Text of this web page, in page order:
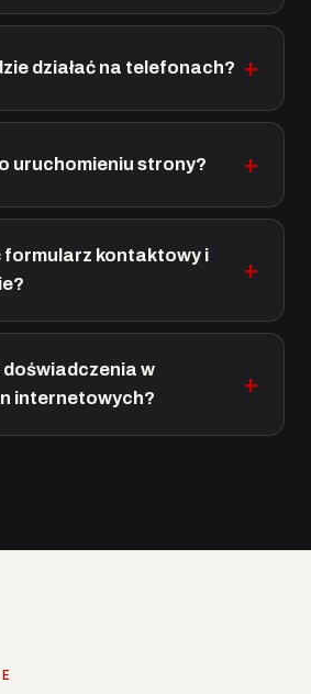
działać na telefonach?
uruchomieniu strony?
formularz kontaktowy i
doświadczenia w
internetowych?